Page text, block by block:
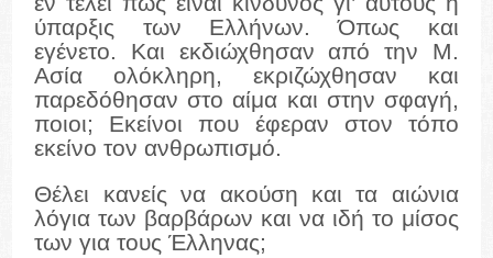
ύπαρξις των Ελλήνων. Όπως και
εγένετο. Και εκδιώχθησαν από την Μ.
Ασία ολόκληρη, εκριζώχθησαν και
παρεδόθησαν στο αίμα και στην σφαγή,
ποιοι; Εκείνοι που έφεραν στον τόπο
εκείνο τον ανθρωπισμό.
Θέλει κανείς να ακούση και τα αιώνια
λόγια των βαρβάρων και να ιδή το μίσος
των για τους Έλληνας;